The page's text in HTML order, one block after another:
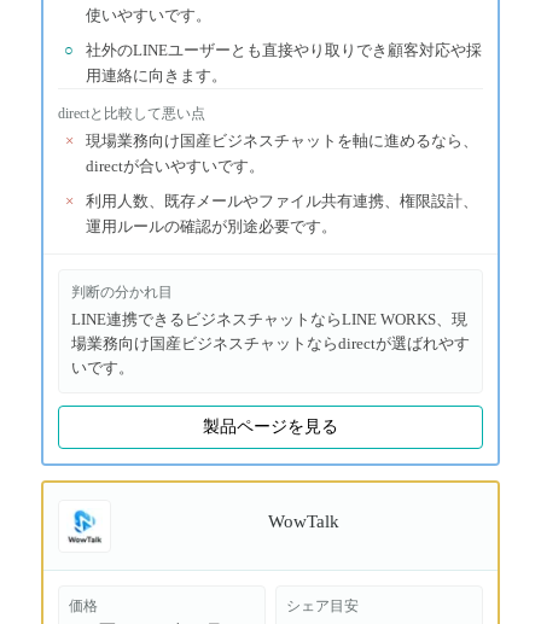
使いやすいです。
○
社外のLINEユーザーとも直接やり取りでき顧客対応や採
用連絡に向きます。
directと比較して悪い点
×
現場業務向け国産ビジネスチャットを軸に進めるなら、
directが合いやすいです。
×
利用人数、既存メールやファイル共有連携、権限設計、
運用ルールの確認が別途必要です。
判断の分かれ目
LINE連携できるビジネスチャットならLINE WORKS、現
場業務向け国産ビジネスチャットならdirectが選ばれやす
いです。
製品ページを見る
WowTalk
価格 シェア目安